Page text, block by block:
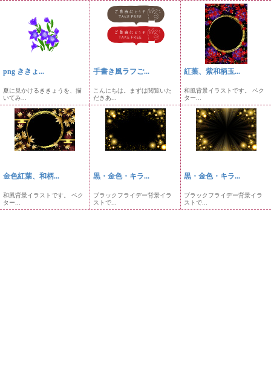
png ききょ...
夏に見かけるききょうを、描
いてみ...
手書き風ラフご...
こんにちは。まずは閲覧いた
だきあ...
紅葉、紫和柄玉...
和風背景イラストです。 ベク
ター...
金色紅葉、和柄...
和風背景イラストです。 ベク
ター...
黒・金色・キラ...
ブラックフライデー背景イラ
ストで...
黒・金色・キラ...
ブラックフライデー背景イラ
ストで...